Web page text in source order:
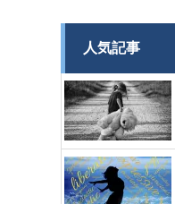
人気記事